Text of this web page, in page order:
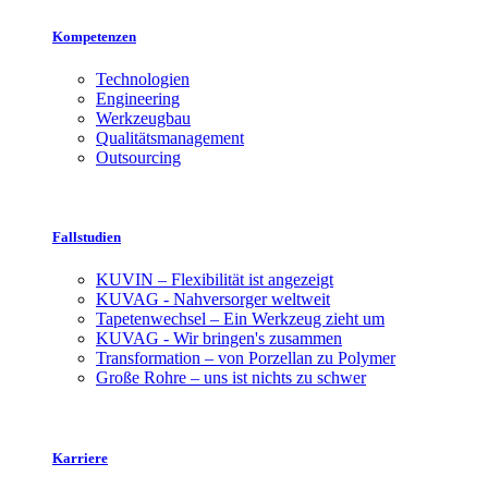
Kompetenzen
Technologien
Engineering
Werkzeugbau
Qualitätsmanagement
Outsourcing
Fallstudien
KUVIN – Flexibilität ist angezeigt
KUVAG - Nahversorger weltweit
Tapetenwechsel – Ein Werkzeug zieht um
KUVAG - Wir bringen's zusammen
Transformation – von Porzellan zu Polymer
Große Rohre – uns ist nichts zu schwer
Karriere